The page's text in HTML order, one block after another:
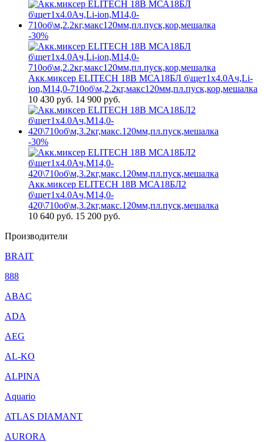
-30%
Акк.миксер ELITECH 18В МСА18БЛ б\щет1х4.0Ач,Li-
ion,М14,0-710об\м,2.2кг,макс120мм,пл.пуск,кор,мешалка
10 430 руб. 14 900 руб.
-30%
Акк.миксер ELITECH 18В МСА18БЛ2
б\щет1х4.0Ач,М14,0-
420\710об\м,3.2кг,макс.120мм,пл.пуск,мешалка
10 640 руб. 15 200 руб.
Производители
BRAIT
888
ABAC
ADA
AEG
AL-KO
ALPINA
Aquario
ATLAS DIAMANT
AURORA